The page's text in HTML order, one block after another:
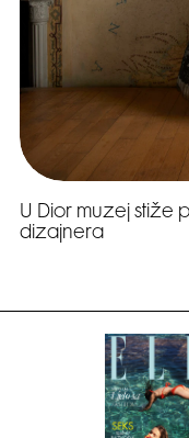
U Dior muzej stiže
dizajnera